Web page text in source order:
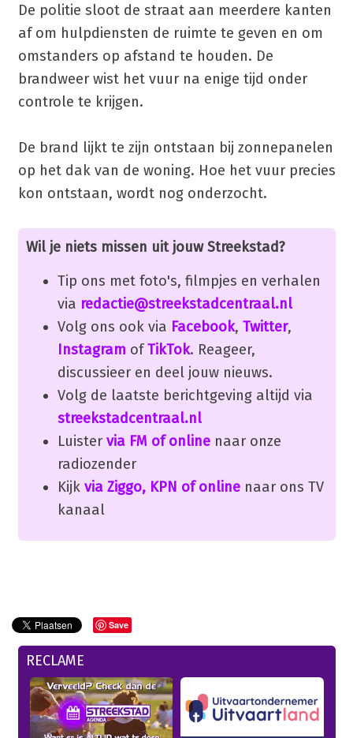
De politie sloot de straat aan meerdere kanten
af om hulpdiensten de ruimte te geven en om
omstanders op afstand te houden. De
brandweer wist het vuur na enige tijd onder
controle te krijgen.
De brand lijkt te zijn ontstaan bij zonnepanelen
op het dak van de woning. Hoe het vuur precies
kon ontstaan, wordt nog onderzocht.
Wil je niets missen uit jouw Streekstad?
Tip ons met foto's, filmpjes en verhalen
via redactie@streekstadcentraal.nl
Volg ons ook via Facebook, Twitter,
Instagram ofTikTok. Reageer,
discussieer en deel jouw nieuws.
Volg de laatste berichtgeving altijd via
streekstadcentraal.nl
Luister via FM of onlinenaar onze
radiozender
Kijk via Ziggo, KPN of onlinenaar ons TV
kanaal
Save
RECLAME